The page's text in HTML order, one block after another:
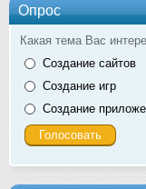
Опрос
Какая тема Вас
Создание сайтов
Создание игр
Создание